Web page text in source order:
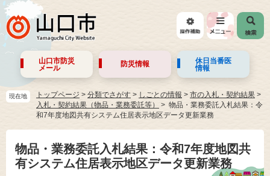
山口市防災
メール
防災情報
休日当番医
情報
現在地 トップページ > 分類でさがす > しごとの情報 > 市の入札・契約結果 >
入札・契約結果（物品・業務委託等）
物品・業務委託入札結果：令
和7年度地図共有システム住居表示地区データ更新業務
物品・業務委託入札結果：令和7年度地図共
有システム住居表示地区データ更新業務